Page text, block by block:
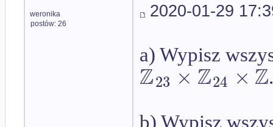
weronika
postów: 26
2020-01-29
a) Wypisz
Z23 ×Z24 × Z
b) Wypisz